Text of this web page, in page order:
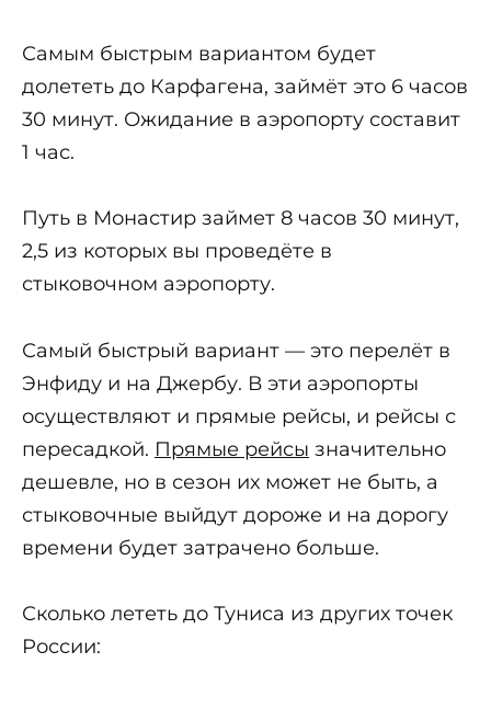
Самым быстрым вариантом будет
долететь до Карфагена, займёт это 6 часов
30 минут. Ожидание в аэропорту составит
1 час.
Путь в Монастир займет 8 часов 30 минут,
2,5 из которых вы проведёте в
стыковочном аэропорту.
Самый быстрый вариант — это перелёт в
Энфиду и на Джербу. В эти аэропорты
осуществляют и прямые рейсы, и рейсы с
пересадкой. Прямые рейсы значительно
дешевле, но в сезон их может не быть, а
стыковочные выйдут дороже и на дорогу
времени будет затрачено больше.
Сколько лететь до Туниса из других точек
России: